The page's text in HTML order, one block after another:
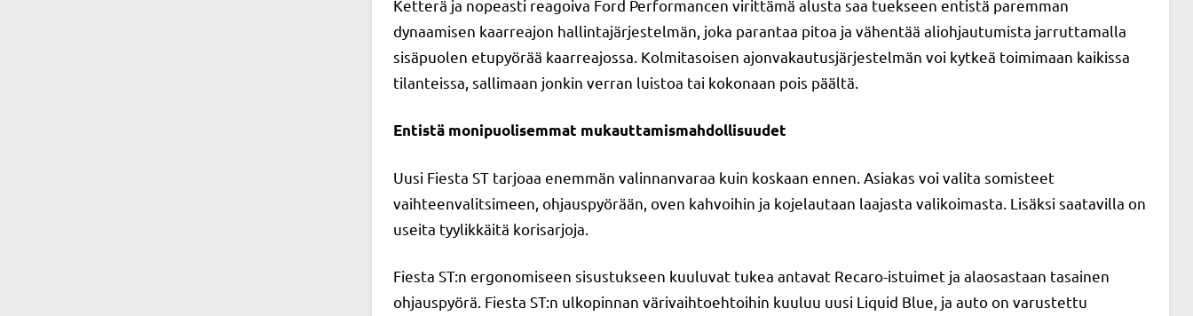
Ketterä ja nopeasti reagoiva Ford Performancen virittämä alusta saa tuekseen entistä paremman
dynaamisen kaarreajon hallintajärjestelmän, joka parantaa pitoa ja vähentää aliohjautumista jarruttamalla
sisäpuolen etupyörää kaarreajossa. Kolmitasoisen ajonvakautusjärjestelmän voi kytkeä toimimaan kaikissa
tilanteissa, sallimaan jonkin verran luistoa tai kokonaan pois päältä.
Entistä monipuolisemmat mukauttamismahdollisuudet
Uusi Fiesta ST tarjoaa enemmän valinnanvaraa kuin koskaan ennen. Asiakas voi valita somisteet
vaihteenvalitsimeen, ohjauspyörään, oven kahvoihin ja kojelautaan laajasta valikoimasta. Lisäksi saatavilla on
useita tyylikkäitä korisarjoja.
Fiesta ST:n ergonomiseen sisustukseen kuuluvat tukea antavat Recaro-istuimet ja alaosastaan tasainen
ohjauspyörä. Fiesta ST:n ulkopinnan värivaihtoehtoihin kuuluu uusi Liquid Blue, ja auto on varustettu